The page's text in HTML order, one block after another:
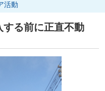
活動
る前に正直不動